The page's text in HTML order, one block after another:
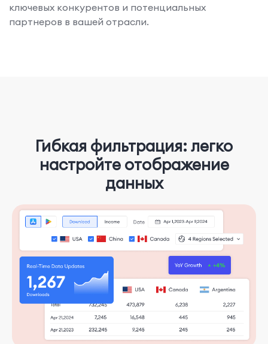
ключевых конкурентов и потенциальных
партнеров в вашей отрасли.
Гибкая фильтрация: легко
настройте отображение
данных